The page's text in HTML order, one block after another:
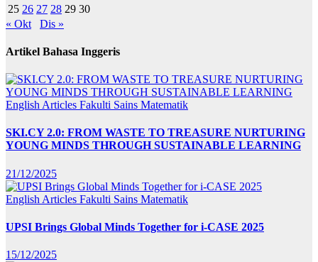
25 26 27 28 29 30
« Okt
Dis »
Artikel Bahasa Inggeris
English Articles Fakulti Sains Matematik
SKI.CY 2.0: FROM WASTE TO TREASURE NURTURING
YOUNG MINDS THROUGH SUSTAINABLE LEARNING
21/12/2025
English Articles Fakulti Sains Matematik
UPSI Brings Global Minds Together for i-CASE 2025
15/12/2025